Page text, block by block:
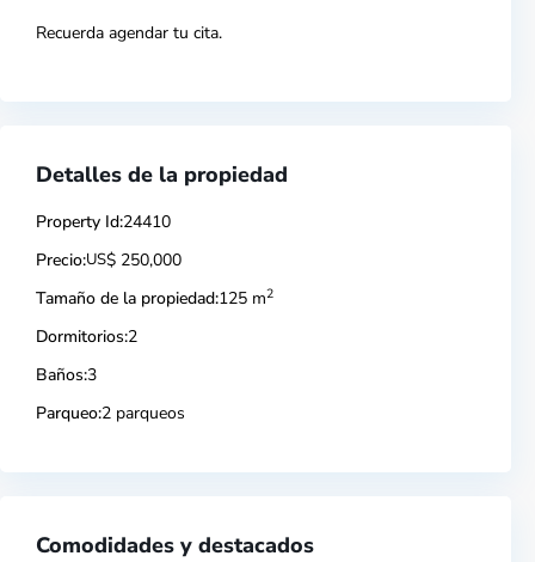
Recuerda agendar tu cita.
Detalles de la propiedad
Property Id:24410
Precio:US$ 250,000
Tamaño de la propiedad:125 m2
Dormitorios:2
Baños:3
Parqueo:2 parqueos
Comodidades y destacados